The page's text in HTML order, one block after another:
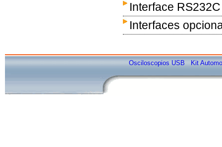
Interface
Interfaces
Osciloscopios USB Kit